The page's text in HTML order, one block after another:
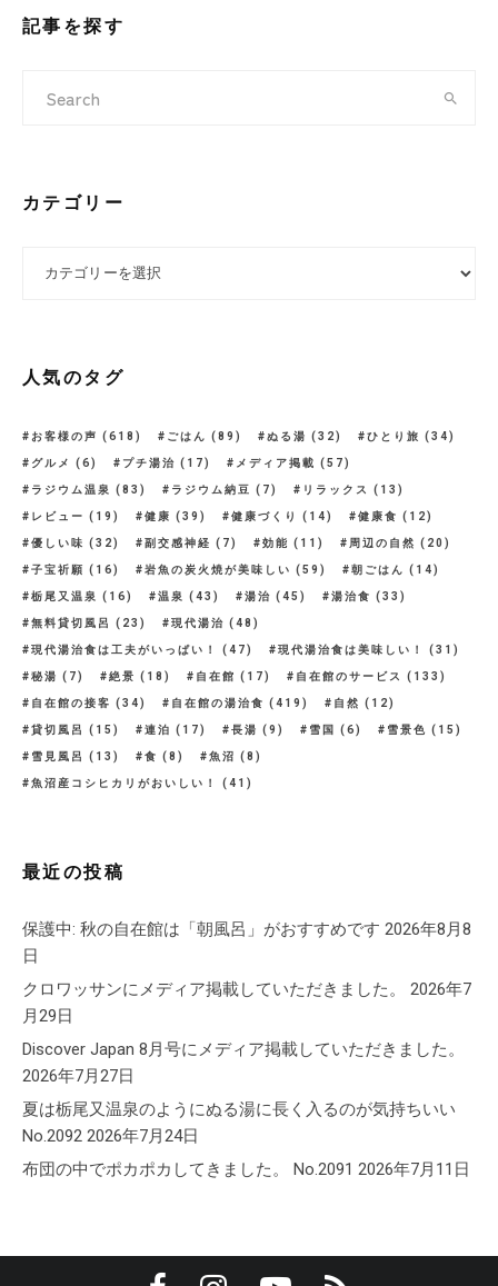
記事を探す
カテゴリー
人気のタグ
お客様の声 (618) ごはん (89) ぬる湯 (32) ひとり旅 (34)
グルメ (6) プチ湯治 (17) メディア掲載 (57)
ラジウム温泉 (83) ラジウム納豆 (7) リラックス (13)
レビュー (19) 健康 (39) 健康づくり (14) 健康食 (12)
優しい味 (32) 副交感神経 (7) 効能 (11) 周辺の自然 (20)
子宝祈願 (16) 岩魚の炭火焼が美味しい (59) 朝ごはん (14)
栃尾又温泉 (16) 温泉 (43) 湯治 (45) 湯治食 (33)
無料貸切風呂 (23) 現代湯治 (48)
現代湯治食は工夫がいっぱい！ (47) 現代湯治食は美味しい！ (31)
秘湯 (7) 絶景 (18) 自在館 (17) 自在館のサービス (133)
自在館の接客 (34) 自在館の湯治食 (419) 自然 (12)
貸切風呂 (15) 連泊 (17) 長湯 (9) 雪国 (6) 雪景色 (15)
雪見風呂 (13) 食 (8) 魚沼 (8)
魚沼産コシヒカリがおいしい！ (41)
最近の投稿
保護中: 秋の自在館は「朝風呂」がおすすめです 2026年8月8
日
クロワッサンにメディア掲載していただきました。
2026年7
月29日
Discover Japan 8月号にメディア掲載していただきました。
2026年7月27日
夏は栃尾又温泉のようにぬる湯に長く入るのが気持ちいい
No.2092 2026年7月24日
布団の中でポカポカしてきました。 No.2091 2026年7月11日